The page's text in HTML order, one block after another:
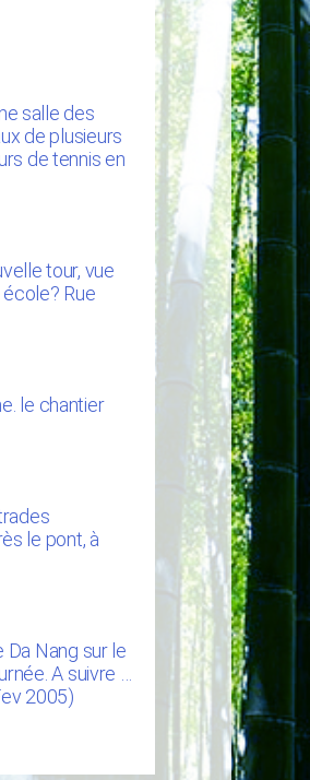
salle des
de plusieurs
de tennis en
tour, vue
Rue
le chantier
le pont, à
Nang sur le
A suivre …
2005)